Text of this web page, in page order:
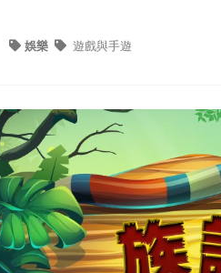
娛樂 遊戲與手遊